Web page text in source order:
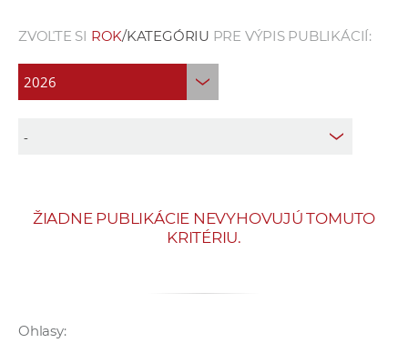
c
í
c
ZVOĽTE SI ROK/KATEGÓRIU PRE VÝPIS PUBLIKÁCIÍ:
ŽIADNE PUBLIKÁCIE NEVYHOVUJÚ TOMUTO
KRITÉRIU.
Ohlasy: